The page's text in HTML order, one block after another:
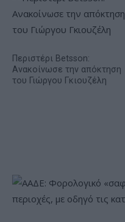
Περιστέρι Betsson:
Ανακοίνωσε την απόκτηση
του Γιώργου Γκιουζέλη